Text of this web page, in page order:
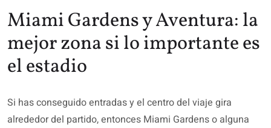
Miami Gardens y Aventura: la
mejor zona si lo importante es
el estadio
Si has conseguido entradas y el centro del viaje gira
alrededor del partido, entonces Miami Gardens o alguna